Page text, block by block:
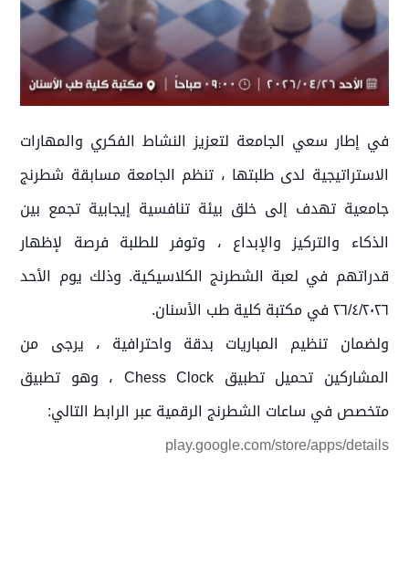
في إطار سعي الجامعة لتعزيز النشاط الفكري والمهارات
الاستراتيجية لدى طلبتها ، تنظم الجامعة مسابقة شطرنج
جامعية تهدف إلى خلق بيئة تنافسية إيجابية تجمع بين
الذكاء والتركيز والإبداع ، وتوفر للطلبة فرصة لإظهار
قدراتهم في لعبة الشطرنج الكلاسيكية. وذلك يوم الأحد
٢٦/٤/٢٠٢٦ في مكتبة كلية طب الأسنان.
ولضمان تنظيم المباريات بدقة واحترافية ، يرجى من
المشاركين تحميل تطبيق Chess Clock ، وهو تطبيق
متخصص في ساعات الشطرنج الرقمية عبر الرابط التالي:
play.google.com/store/apps/details